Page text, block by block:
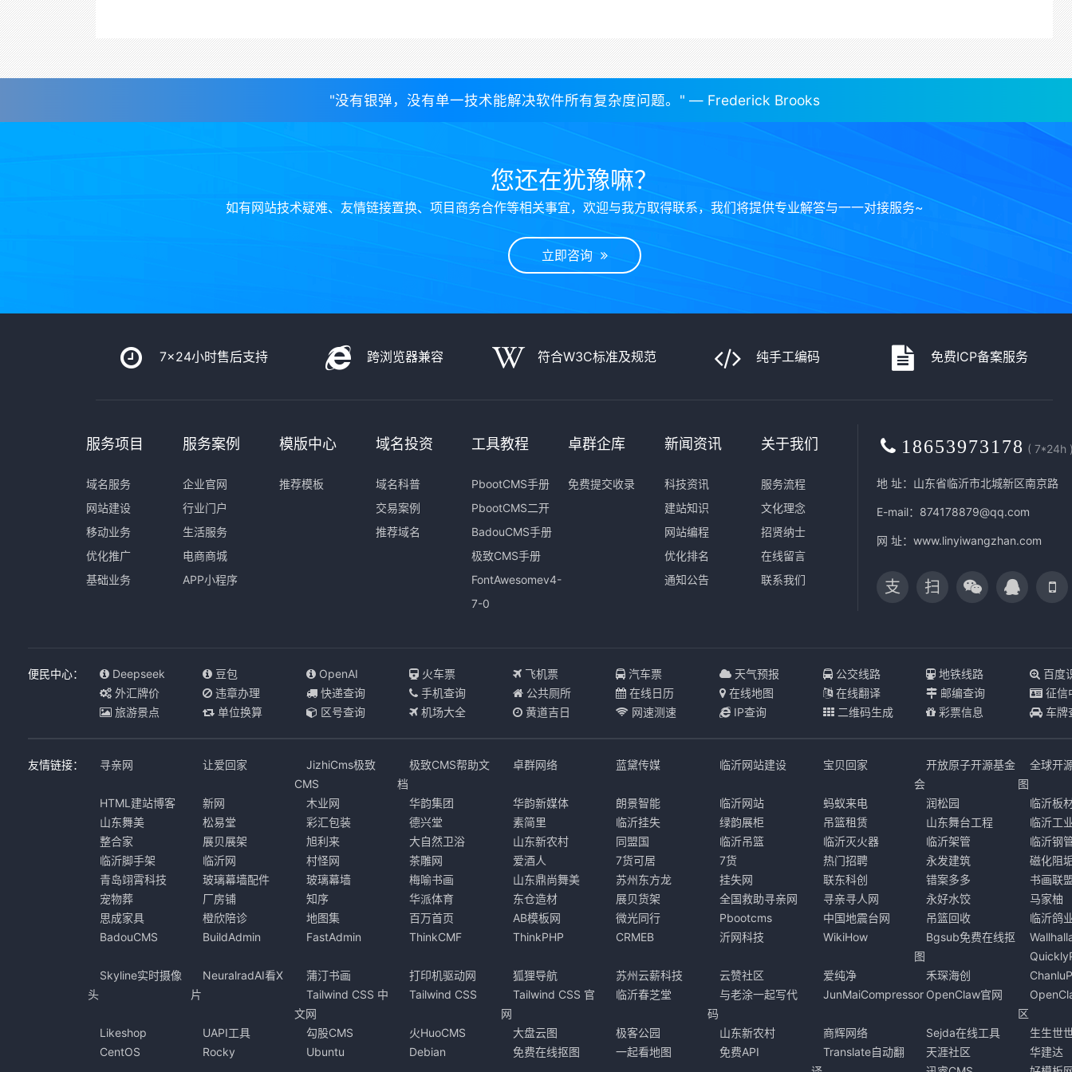
"没有银弹，没有单一技术能解决软件所有复杂度问题。" — Frederick Brooks
您还在犹豫嘛？
如有网站技术疑难、友情链接置换、项目商务合作等相关事宜，欢迎与我方取得联系，我们将提供专业解答与一一对接服务~
立即咨询
7x24小时售后支持 跨浏览器兼容 符合W3C标准及规范 纯手工编码 免费ICP备案服务
服务项目
域名服务
网站建设
移动业务
优化推广
基础业务
服务案例
企业官网
行业门户
生活服务
电商商城
APP小程序
模版中心
推荐模板
域名投资
域名科普
交易案例
推荐域名
工具教程
PbootCMS手册
PbootCMS二开
BadouCMS手册
极致CMS手册
FontAwesomev4-
7-0
卓群企库
免费提交收录
新闻资讯
科技资讯
建站知识
网站编程
优化排名
通知公告
关于我们
服务流程
文化理念
招贤纳士
在线留言
联系我们
18653973178 ( 7*24h
地 址：山东省临沂市北城新区南京路
E-mail：874178879@qq.com
网 址：www.linyiwangzhan.com
支 扫
便民中心： Deepseek 豆包 OpenAI 火车票 飞机票 汽车票 天气预报 公交线路 地铁线路
百度
外汇牌价
违章办理 快递查询 手机查询 公共厕所 在线日历 在线地图 在线翻译 邮编查询
征信
旅游景点
单位换算 区号查询 机场大全 黄道吉日 网速测速 IP查询 二维码生成 彩票信息 车牌
友情链接： 寻亲网 让爱回家
JizhiCms极致
CMS
极致CMS帮助文
档
卓群网络 蓝黛传媒 临沂网站建设 宝贝回家
开放原子开源基金
会
全球开
图
HTML建站博客
新网 木业网 华韵集团 华韵新媒体 朗景智能 临沂网站 蚂蚁来电 润松园
临沂板
山东舞美
松易堂 彩汇包装 德兴堂 素简里 临沂挂失 绿韵展柜 吊篮租赁 山东舞台工程
临沂工
整合家
展贝展架 旭利来 大自然卫浴 山东新农村 同盟国 临沂吊篮 临沂灭火器 临沂架管
临沂钢
临沂脚手架
临沂网 村怪网 茶雕网 爱酒人 7货可居 7货 热门招聘 永发建筑
磁化阻
青岛翊霄科技
玻璃幕墙配件 玻璃幕墙 梅喻书画 山东鼎尚舞美 苏州东方龙 挂失网 联东科创 错案多多
书画联
宠物葬
厂房铺 知序 华派体育 东仓造材 展贝货架 全国救助寻亲网 寻亲寻人网 永好水饺
马家柚
思成家具
橙欣陪诊 地图集 百万首页 AB模板网 微光同行 Pbootcms 中国地震台网 吊篮回收
临沂鸽
BadouCMS
BuildAdmin FastAdmin ThinkCMF ThinkPHP CRMEB 沂网科技 WikiHow
Bgsub免费在线抠
图
Skyline实时摄像
头
NeuralradAI看X
片
蒲汀书画 打印机驱动网 狐狸导航 苏州云薪科技 云赞社区 爱纯净 禾琛海创
Tailwind CSS 中
文网
Tailwind CSS
Tailwind CSS 官
网
临沂春芝堂
与老涂一起写代
码
JunMaiCompressor OpenClaw官网
区
Likeshop
UAPI工具 勾股CMS 火HuoCMS 大盘云图 极客公园 山东新农村 商辉网络 Sejda在线工具
生生世
CentOS
Rocky Ubuntu Debian 免费在线抠图 一起看地图 免费API
Translate自动翻
天涯社区
华建达